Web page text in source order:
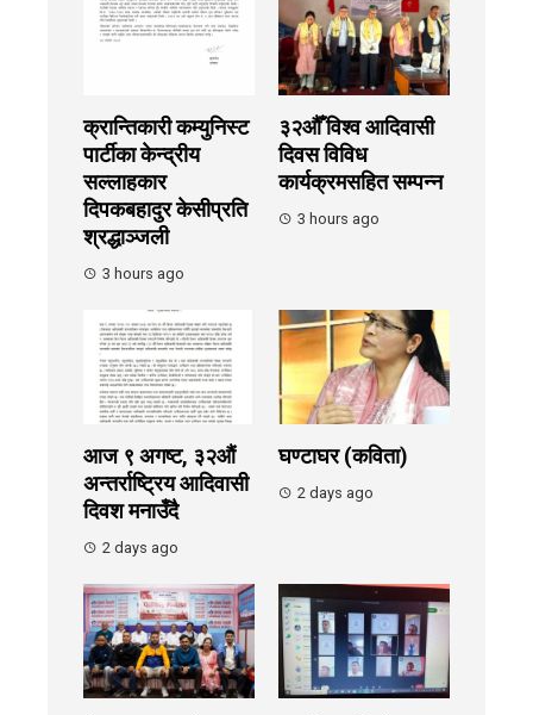
क्रान्तिकारी कम्युनिस्ट
पार्टीका केन्द्रीय
सल्लाहकार
दिपकबहादुर केसीप्रति
श्रद्धाञ्जली
3 hours ago
३२औँ विश्व आदिवासी
दिवस विविध
कार्यक्रमसहित सम्पन्न
3 hours ago
आज ९ अगष्ट, ३२औं
अन्तर्राष्ट्रिय आदिवासी
दिवश मनाउँदै
2 days ago
घण्टाघर (कविता)
2 days ago